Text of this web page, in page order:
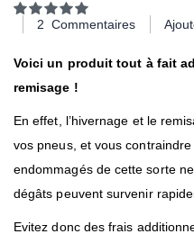
Notation:
100
2 Commentaires
Voici un produit tout à fait
remisage !
En effet, l’hivernage et le
vos pneus, et vous
endommagés de cette sorte
dégâts peuvent survenir
Evitez donc des frais